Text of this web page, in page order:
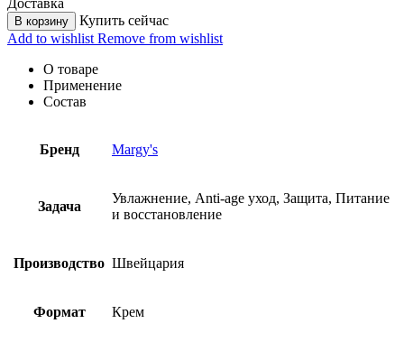
В корзину
Купить сейчас
Add to wishlist Remove from wishlist
О товаре
Применение
Состав
Бренд Margy's
Задача
Увлажнение, Anti-age уход, Защита, Питание
и восстановление
Производство Швейцария
Формат Крем